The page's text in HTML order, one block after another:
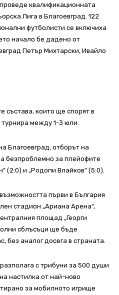
квалификационната
Лига в Благоевград. 122
футболисти се включиха
начало бе дадено от
Петър Михтарски, Ивайло
състава, които ще спорят в
между 1-3 юли.
Благоевград, отборът на
безпроблемно за плейофите
(2:0) и „Родопи Влайков” (5:0).
първи в България
стадион „Ариана Арена“,
площад „Георги
сблъсъци ще бъде
без аналог досега в страната.
с трибуни за 500 души
настилка от най-ново
за мобилното игрище